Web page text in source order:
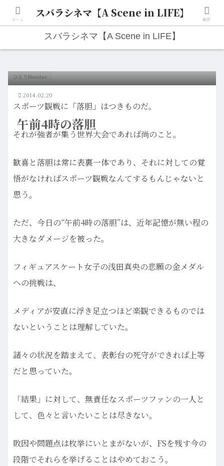
人生は“ひとりごと”から始まる。映画と写真と日々のこと。
スバラシネマ【A Scene in LIFE】
午前4時の落胆
ひとりNumber
2014.02.20
スポーツ観戦に「落胆」はつきものだ。
それが強者が集う世界大会であれば尚のこと。
歓喜と落胆は常に表裏一体であり、それに対しての覚
悟がなければスポーツ観戦なんてするもんじゃないと
思う。
ただ、今日の“午前4時の落胆”は、近年記憶が無い程の
大きなダメージを被った。
フィギュアスケート女子の浅田真央の悲願の金メダル
への挑戦は、
メディアが安直に浮き足立つほど楽観できるものでは
ないということは理解していた。
諸々の状況を踏まえて、表彰台の死守ができれば上等
だと思っていた。
「結果」に対して、無責任なスポーツファンの一人と
して、色々と言いたいことは尽きない。
敗因や問題点は枚挙にいとまがないが、FSを残す今の
段階でそれらを挙げることはやめておこう。
ホーム スバラシネマ【A Scene in LIFE】 検索